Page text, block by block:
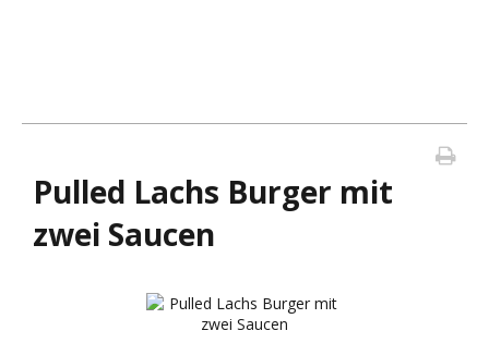
Pulled Lachs Burger mit
zwei Saucen